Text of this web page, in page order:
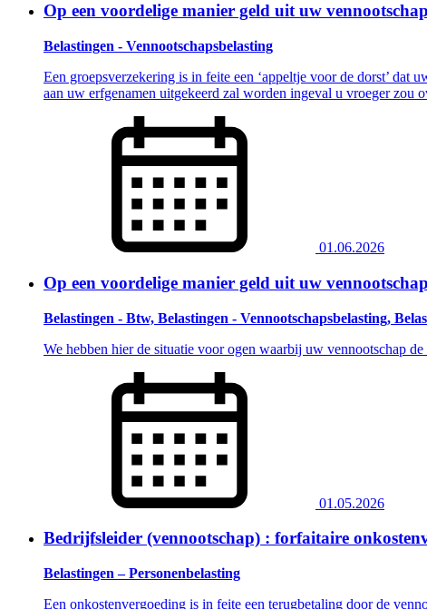
Op een voordelige manier geld uit uw
Belastingen - Vennootschapsbelasting
Een groepsverzekering is in feite een ‘appeltje voor de dorst’
aan uw erfgenamen uitgekeerd zal worden ingeval u vroeger zou
01.06.2026
Op een voordelige manier geld uit uw
Belastingen - Btw, Belastingen - Vennootschapsbelasting,
We hebben hier de situatie voor ogen waarbij uw vennootschap
01.05.2026
Bedrijfsleider (vennootschap) : forfaitaire
Belastingen – Personenbelasting
Een onkostenvergoeding is in feite een terugbetaling door de